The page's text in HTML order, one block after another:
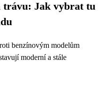
trávu: Jak vybrat tu
benzínovým modelům
moderní a stále